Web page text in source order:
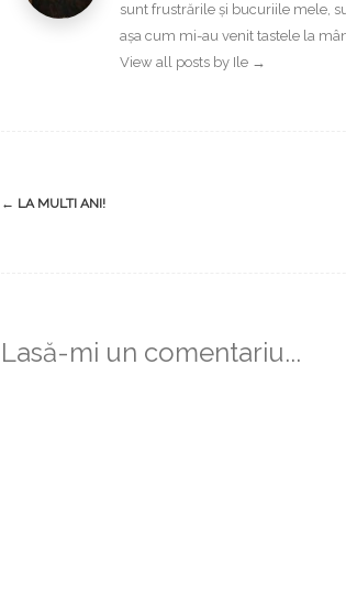
sunt frustrările și bucuriile mele,
așa cum mi-au venit tastele la
View all posts by Ile →
Post
← LA MULTI ANI!
Lasă-mi un comentariu...